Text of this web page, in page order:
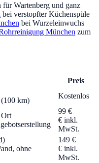
fürWartenberg und ganz
bei verstopfter Küchenspüle
bei Wurzeleinwuchs
München zum
Preis
(100 km)
Kostenlos
99 €
€ inkl.
MwSt.
ohne
149 €
€ inkl.
MwSt.